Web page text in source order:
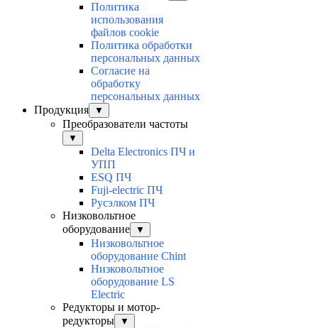
Политика
использования
файлов cookie
Политика обработки
персональных данных
Согласие на
обработку
персональных данных
Продукция
▼
Преобразователи частоты
▼
Delta Electronics ПЧ и
УПП
ESQ ПЧ
Fuji-electric ПЧ
Русэлком ПЧ
Низковольтное
оборудование
▼
Низковольтное
оборудование Chint
Низковольтное
оборудование LS
Electric
Редукторы и мотор-
редукторы
▼